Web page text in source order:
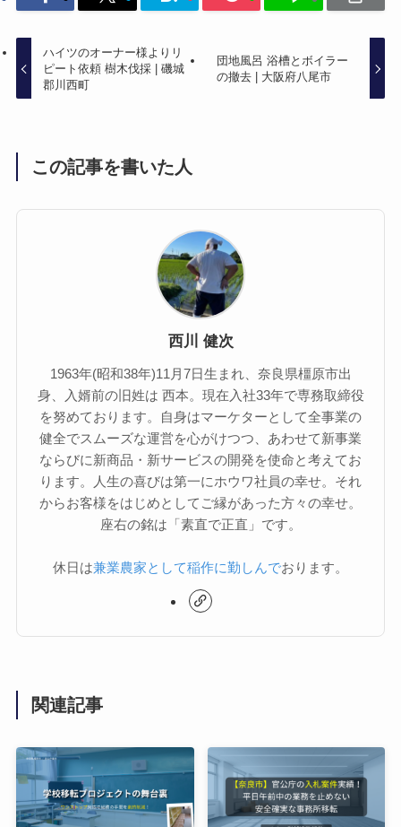
ハイツのオーナー様よりリ
ピート依頼 樹木伐採 | 磯城
郡川西町
団地風呂 浴槽とボイラー
の撤去 | 大阪府八尾市
この記事を書いた人
西川 健次
1963年(昭和38年)11月7日生まれ、奈良県橿原市出
身、入婿前の旧姓は 西本。現在入社33年で専務取締役
を努めております。自身はマーケターとして全事業の
健全でスムーズな運営を心がけつつ、あわせて新事業
ならびに新商品・新サービスの開発を使命と考えてお
ります。人生の喜びは第一にホウワ社員の幸せ。それ
からお客様をはじめとしてご縁があった方々の幸せ。
座右の銘は「素直で正直」です。
休日は兼業農家として稲作に勤しんでおります。
関連記事